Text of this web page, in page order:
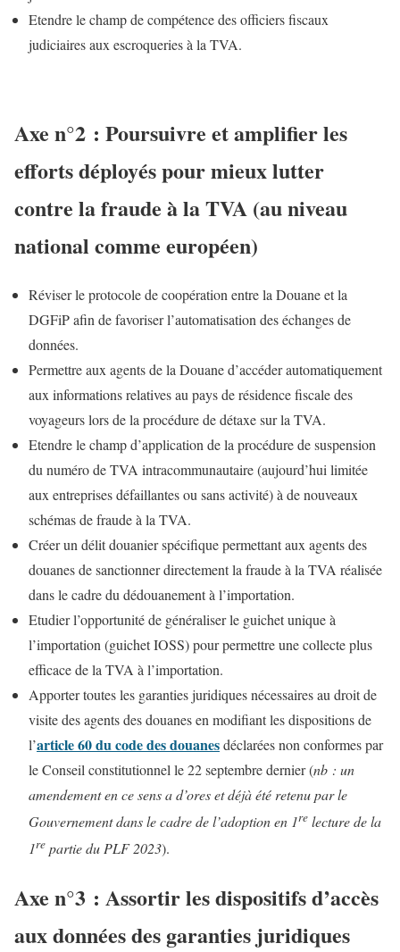
Etendre le champ de compétence des officiers fiscaux
judiciaires aux escroqueries à la TVA.
Axe n°2 : Poursuivre et amplifier les
efforts déployés pour mieux lutter
contre la fraude à la TVA (au niveau
national comme européen)
Réviser le protocole de coopération entre la Douane et la
DGFiP afin de favoriser l’automatisation des échanges de
données.
Permettre aux agents de la Douane d’accéder automatiquement
aux informations relatives au pays de résidence fiscale des
voyageurs lors de la procédure de détaxe sur la TVA.
Etendre le champ d’application de la procédure de suspension
du numéro de TVA intracommunautaire (aujourd’hui limitée
aux entreprises défaillantes ou sans activité) à de nouveaux
schémas de fraude à la TVA.
Créer un délit douanier spécifique permettant aux agents des
douanes de sanctionner directement la fraude à la TVA réalisée
dans le cadre du dédouanement à l’importation.
Etudier l’opportunité de généraliser le guichet unique à
l’importation (guichet IOSS) pour permettre une collecte plus
efficace de la TVA à l’importation.
Apporter toutes les garanties juridiques nécessaires au droit de
visite des agents des douanes en modifiant les dispositions de
l’article 60 du code des douanesdéclarées non conformes par
le Conseil constitutionnel le 22 septembre dernier (nb : un
amendement en ce sens a d’ores et déjà été retenu par le
Gouvernement dans le cadre de l’adoption en 1re lecture de la
1re partie du PLF 2023).
Axe n°3 : Assortir les dispositifs d’accès
aux données des garanties juridiques